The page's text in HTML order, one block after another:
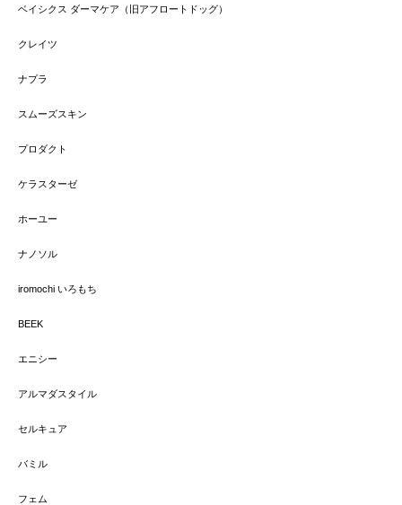
ベイシクス ダーマケア（旧アフロートドッグ）
クレイツ
ナプラ
スムーズスキン
プロダクト
ケラスターゼ
ホーユー
ナノソル
iromochi いろもち
BEEK
エニシー
アルマダスタイル
セルキュア
バミル
フェム